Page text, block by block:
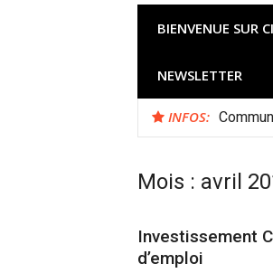
BIENVENUE SUR
NEWSLETTER
INFOS:
Mois : avril
Investissement
d’emploi